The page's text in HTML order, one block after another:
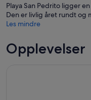
Playa San Pedrito ligger
Den er livlig året rundt og
Les mindre
Opplevelser